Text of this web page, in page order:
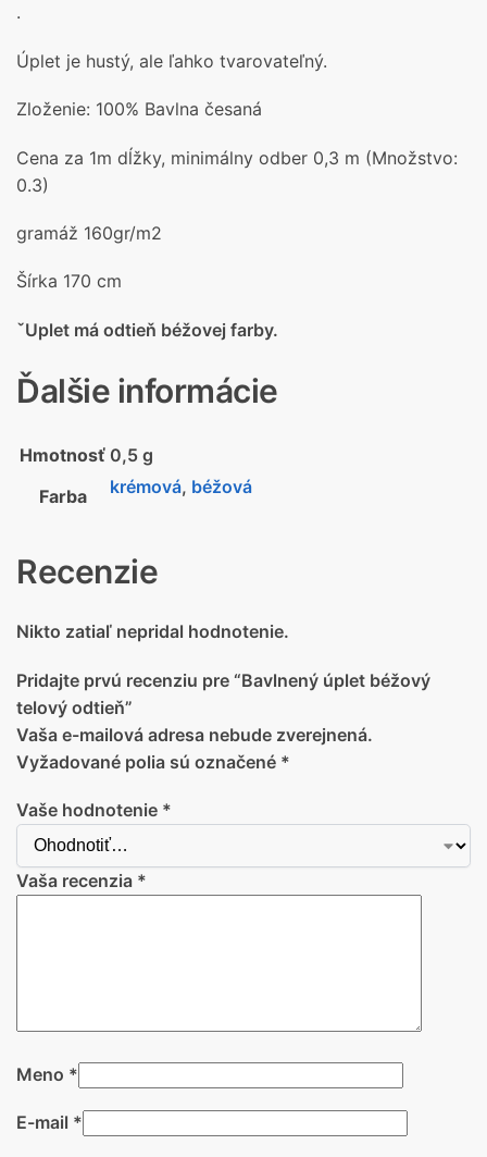
.
Úplet je hustý, ale ľahko tvarovateľný.
Zloženie: 100% Bavlna česaná
Cena za 1m dĺžky, minimálny odber 0,3 m (Množstvo:
0.3)
gramáž 160gr/m2
Šírka 170 cm
ˇUplet má odtieň béžovej farby.
Ďalšie informácie
Hmotnosť 0,5 g
Farba
krémová, béžová
Recenzie
Nikto zatiaľ nepridal hodnotenie.
Pridajte prvú recenziu pre “Bavlnený úplet béžový
telový odtieň”
Vaša e-mailová adresa nebude zverejnená.
Vyžadované polia sú označené *
Vaše hodnotenie *
Vaša recenzia *
Meno *
E-mail *